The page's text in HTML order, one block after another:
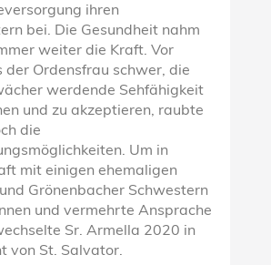
ihren
bei. Die Gesundheit nahm
weiter die Kraft. Vor
der Ordensfrau schwer, die
werdende Sehfähigkeit
und zu akzeptieren, raubte
die
Um in
mit einigen ehemaligen
Grönenbacher Schwestern
und vermehrte Ansprache
Sr. Armella 2020 in
von St. Salvator.